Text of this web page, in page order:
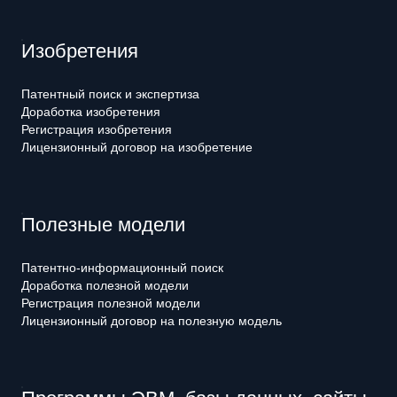
Изобретения
Патентный поиск и экспертиза
Доработка изобретения
Регистрация изобретения
Лицензионный договор на изобретение
Полезные модели
Патентно-информационный поиск
Доработка полезной модели
Регистрация полезной модели
Лицензионный договор на полезную модель